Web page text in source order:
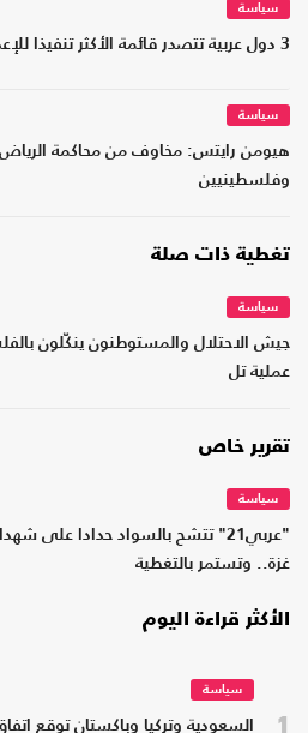
سياسة
3 دول عربية تتصدر قائمة الأكثر تنفيذا للإعدام في 2019
سياسة
هيومن رايتس: مخاوف من محاكمة الرياض
وفلسطينيين
تغطية ذات صلة
سياسة
جيش الاحتلال والمستوطنون ينكّلون
عملية تل
تقرير خاص
سياسة
"عربي21" تتشح بالسواد حدادا على
غزة.. وتستمر بالتغطية
الأكثر قراءة اليوم
1
سياسة
السعودية وتركيا وباكستان توقع